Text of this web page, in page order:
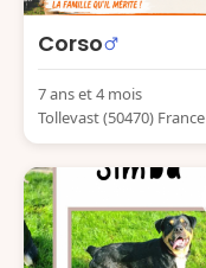
Corso
7 ans et 4 mois
Tollevast (50470) France